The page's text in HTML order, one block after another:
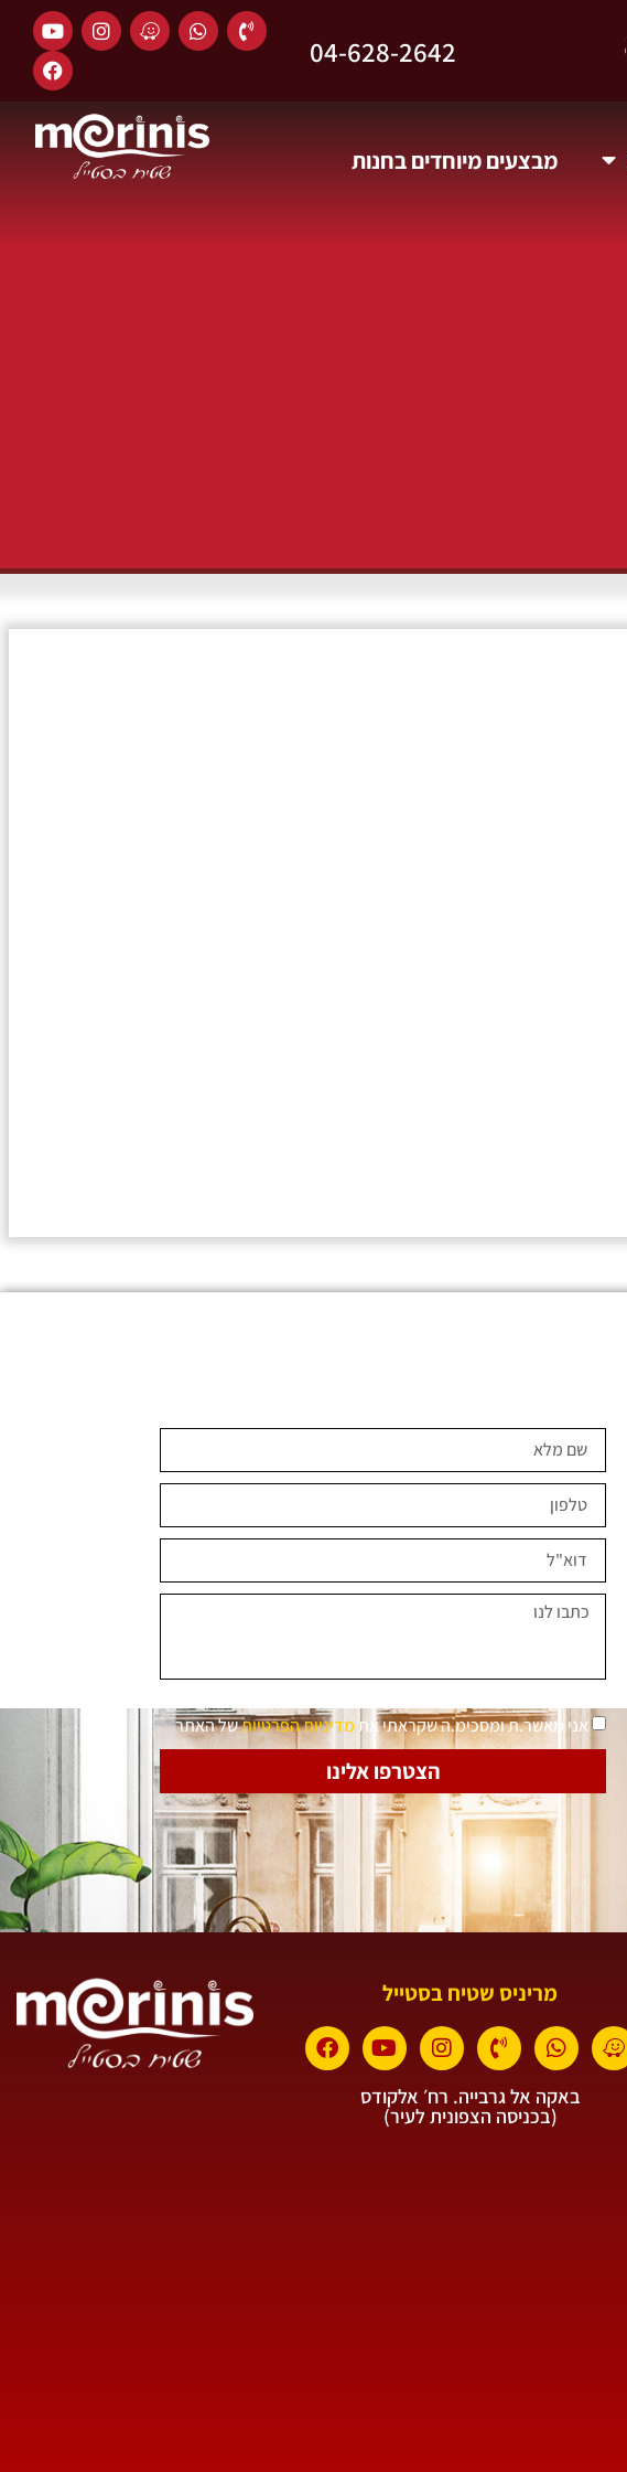
04-628-2642
מבצעים מיוחדים בחנות
אני מאשר.ת ומסכימ.ה שקראתי את מדיניות הפרטיותשל האתר
הצטרפו אלינו
מריניס שטיח בסטייל
באקה אל גרבייה. רח׳ אלקודס
(בכניסה הצפונית לעיר)